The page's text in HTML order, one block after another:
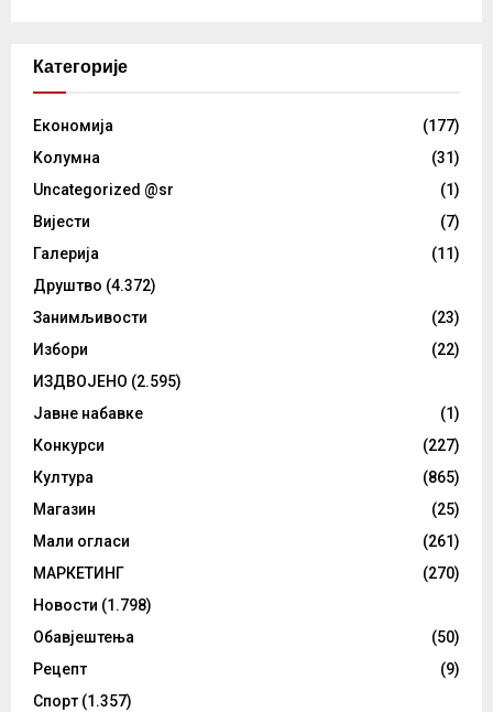
Категорије
Eкономија
(177)
Kолумнa
(31)
Uncategorized @sr
(1)
Вијести
(7)
Галерија
(11)
Друштво (4.372)
Занимљивости
(23)
Избори
(22)
ИЗДВОЈЕНО (2.595)
Јавне набавке
(1)
Конкурси
(227)
Култура
(865)
Магазин
(25)
Мали огласи
(261)
МАРКЕТИНГ
(270)
Новости (1.798)
Обавјештења
(50)
Рецепт
(9)
Спорт (1.357)